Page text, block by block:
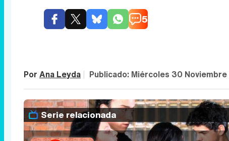
5
Por Ana Leyda | Publicado: Miércoles 30
Serie relacionada